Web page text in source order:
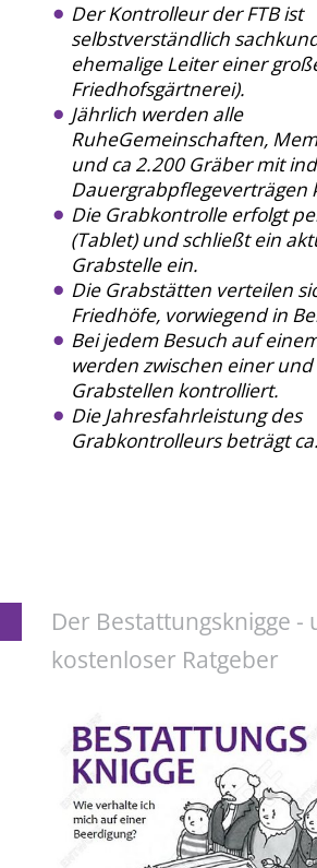
Der Kontrolleur der FTB ist
selbstverständlich
ehemalige Leiter einer
Friedhofsgärtnerei).
Jährlich werden alle
RuheGemeinschaften,
und ca 2.200 Gräber mit
Dauergrabpflegeverträgen
Die Grabkontrolle erfolgt
(Tablet) und schließt ein
Grabstelle ein.
Die Grabstätten verteilen
Friedhöfe, vorwiegend in
Bei jedem Besuch auf
werden zwischen einer und
Grabstellen kontrolliert.
Die Jahresfahrleistung des
Grabkontrolleurs beträgt
Der Bestattungsknigge -
kostenloser Ratgeber